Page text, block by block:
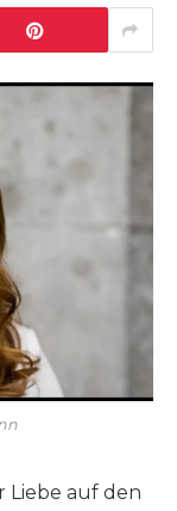
Liebe auf den